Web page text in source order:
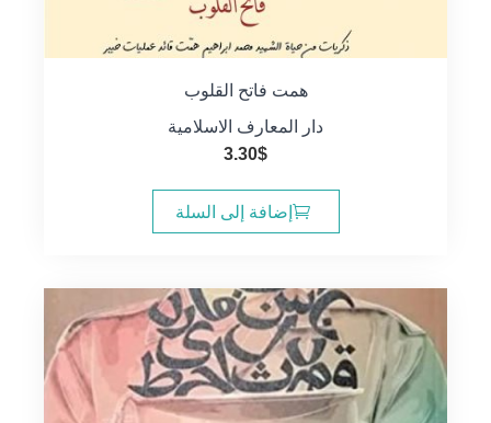
همت فاتح القلوب
دار المعارف الاسلامية
3.30$
إضافة إلى السلة